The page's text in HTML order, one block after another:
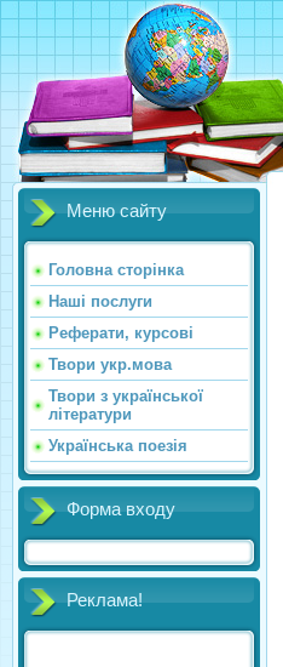
Меню сайту
Головна сторінка
Наші послуги
Реферати, курсові
Твори укр.мова
Твори з української
літератури
Українська поезія
Форма входу
Реклама!